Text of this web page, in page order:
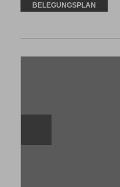
BELEGUNGSPLAN